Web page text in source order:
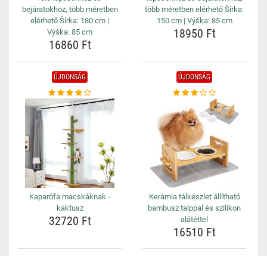
bejáratokhoz, több méretben
elérhető Šírka: 180 cm |
Výška: 85 cm
16860 Ft
több méretben elérhető Šírka:
150 cm | Výška: 85 cm
18950 Ft
ÚJDONSÁG
Kaparófa macskáknak -
kaktusz
32720 Ft
ÚJDONSÁG
Kerámia tálkészlet állítható
bambusz talppal és szilikon
alátéttel
16510 Ft